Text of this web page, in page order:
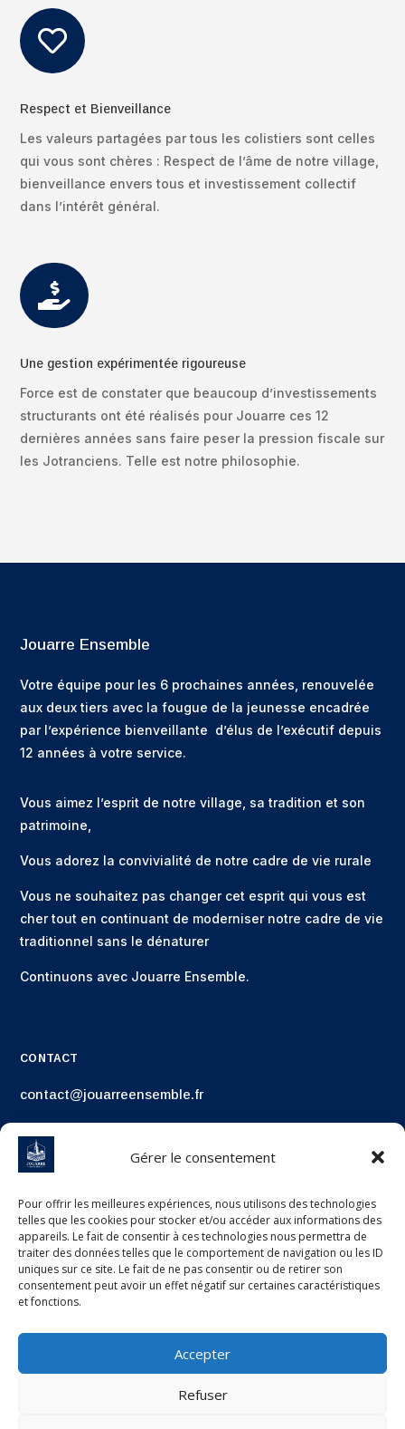
Gérer le consentement
Pour offrir les meilleures expériences, nous utilisons des technologies
telles que les cookies pour stocker et/ou accéder aux informations des
appareils. Le fait de consentir à ces technologies nous permettra de
traiter des données telles que le comportement de navigation ou les ID
uniques sur ce site. Le fait de ne pas consentir ou de retirer son
consentement peut avoir un effet négatif sur certaines caractéristiques
et fonctions.
Accepter
Refuser

Respect et Bienveillance
Les valeurs partagées par tous les colistiers sont celles
qui vous sont chères : Respect de l’âme de notre village,
bienveillance envers tous et investissement collectif
dans l’intérêt général.

Une gestion expérimentée rigoureuse
Force est de constater que beaucoup d’investissements
structurants ont été réalisés pour Jouarre ces 12
dernières années sans faire peser la pression fiscale sur
les Jotranciens. Telle est notre philosophie.
Jouarre Ensemble
Votre équipe pour les 6 prochaines années, renouvelée
aux deux tiers avec la fougue de la jeunesse encadrée
par l’expérience bienveillante d’élus de l’exécutif depuis
12 années à votre service.
Vous aimez l’esprit de notre village, sa tradition et son
patrimoine,
Vous adorez la convivialité de notre cadre de vie rurale
Vous ne souhaitez pas changer cet esprit qui vous est
cher tout en continuant de moderniser notre cadre de vie
traditionnel sans le dénaturer
Continuons avec Jouarre Ensemble.
CONTACT
contact@jouarreensemble.fr